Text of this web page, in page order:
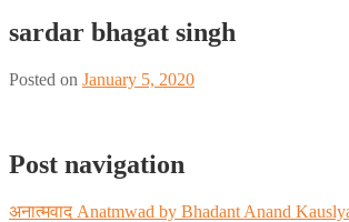
sardar bhagat singh
Posted on January 5, 2020
Post navigation
अनात्मवाद Anatmwad by Bhadant Anand